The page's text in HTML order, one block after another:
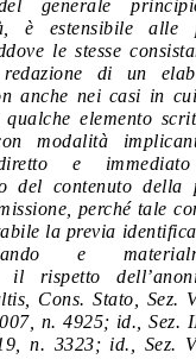
generale
è estensibile alle
le stesse
di un
anche nei casi in
qualche elemento
modalità
e
del contenuto della
perché tale
la previa
e
il rispetto
Cons. Stato, Sez.
n. 4925; id., Sez.
n. 3323; id., Sez.